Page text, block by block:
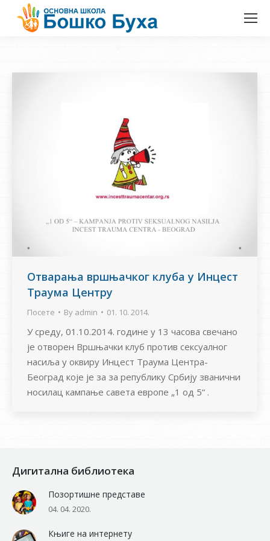
Отварања вршњачког клуба у Инцест
Траума Центру
Посете By admin 01. 10. 2014.
У среду, 01.10.2014. године у 13 часова свечано
је отворен Вршњачки клуб против сексуалног
насиља у оквиру Инцест Траума Центра-
Београд које је за за републику Србију званични
носилац кампање савета европе „1 од 5“ .
Дигитална библиотека
Позортишне представе
04. 04. 2020.
Књиге на интернету